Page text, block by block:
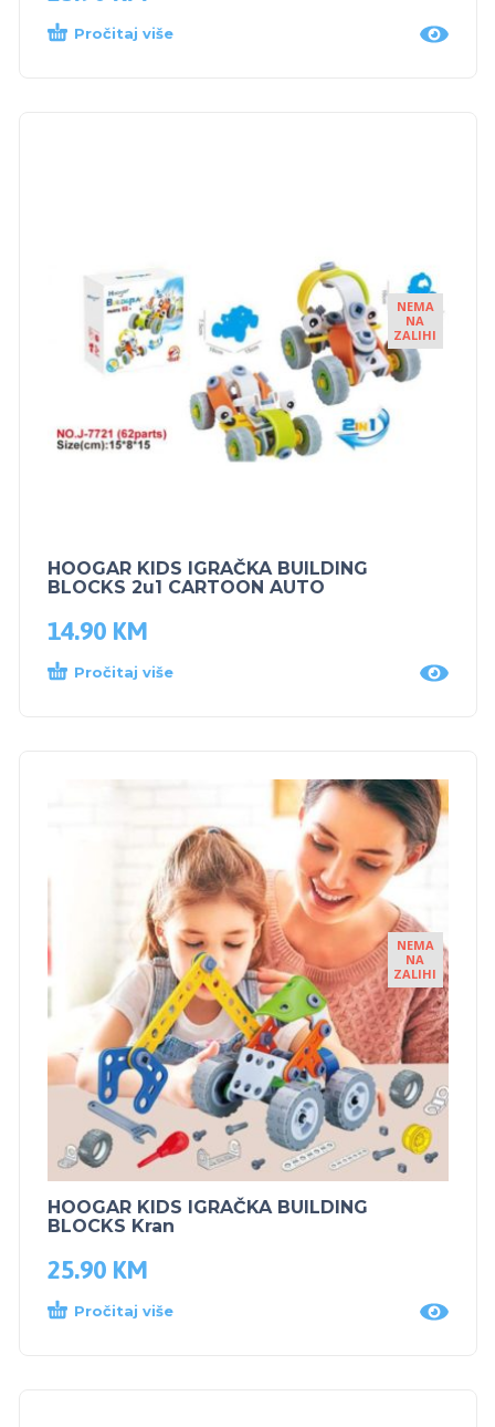
Pročitaj više
NEMA
NA
ZALIHI
HOOGAR KIDS IGRAČKA BUILDING
BLOCKS 2u1 CARTOON AUTO
14.90 KM
Pročitaj više
NEMA
NA
ZALIHI
HOOGAR KIDS IGRAČKA BUILDING
BLOCKS Kran
25.90 KM
Pročitaj više